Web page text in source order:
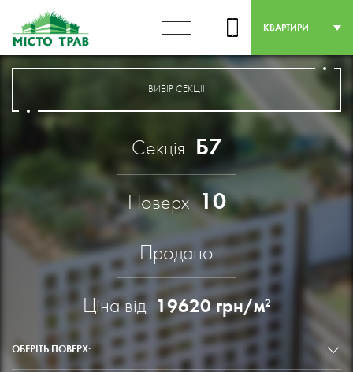
КВАРТИРИ
ВИБІР СЕКЦІЇ
Секція Б7
Поверх 10
Продано
Ціна від 19620грн/м2
ОБЕРІТЬ ПОВЕРХ: